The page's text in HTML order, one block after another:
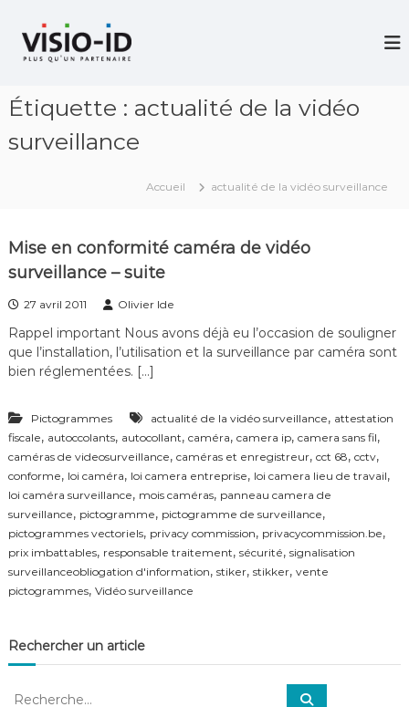
P
c
o
n
–
i
é
o
f
é
r
c
e
–
V
i
d
r
Étiquette : actualité de la vidéo
surveillance
Accueil actualité de la vidéo surveillance
Mise en conformité caméra de vidéo
surveillance – suite
27 avril 2011 Olivier Ide
Rappel important Nous avons déjà eu l’occasion de souligner
que l’installation, l’utilisation et la surveillance par caméra sont
bien réglementées. […]
Pictogrammes actualité de la vidéo surveillance, attestation
fiscale, autoccolants, autocollant, caméra, camera ip, camera sans fil,
caméras de videosurveillance, caméras et enregistreur, cct 68, cctv,
conforme, loi caméra, loi camera entreprise, loi camera lieu de travail,
loi caméra surveillance, mois caméras, panneau camera de
surveillance, pictogramme, pictogramme de surveillance,
pictogrammes vectoriels, privacy commission, privacycommission.be,
prix imbattables, responsable traitement, sécurité, signalisation
surveillanceobliogation d'information, stiker, stikker, vente
pictogrammes, Vidéo surveillance
Rechercher un article
R
R